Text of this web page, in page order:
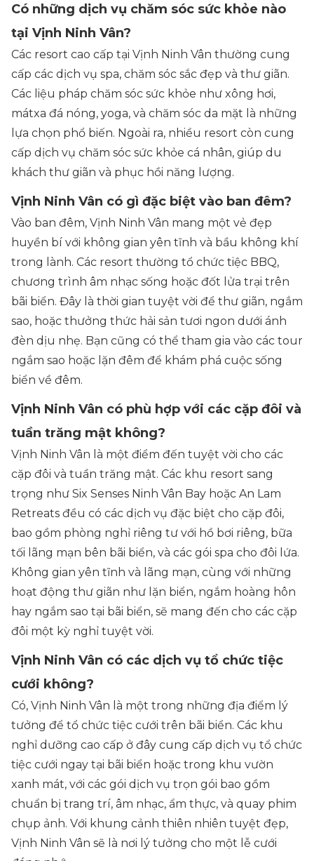
Có những dịch vụ chăm sóc sức khỏe nào
tại Vịnh Ninh Vân?
Các resort cao cấp tại Vịnh Ninh Vân thường cung
cấp các dịch vụ spa, chăm sóc sắc đẹp và thư giãn.
Các liệu pháp chăm sóc sức khỏe như xông hơi,
mátxa đá nóng, yoga, và chăm sóc da mặt là những
lựa chọn phổ biến. Ngoài ra, nhiều resort còn cung
cấp dịch vụ chăm sóc sức khỏe cá nhân, giúp du
khách thư giãn và phục hồi năng lượng.
Vịnh Ninh Vân có gì đặc biệt vào ban đêm?
Vào ban đêm, Vịnh Ninh Vân mang một vẻ đẹp
huyền bí với không gian yên tĩnh và bầu không khí
trong lành. Các resort thường tổ chức tiệc BBQ,
chương trình âm nhạc sống hoặc đốt lửa trại trên
bãi biển. Đây là thời gian tuyệt vời để thư giãn, ngắm
sao, hoặc thưởng thức hải sản tươi ngon dưới ánh
đèn dịu nhẹ. Bạn cũng có thể tham gia vào các tour
ngắm sao hoặc lặn đêm để khám phá cuộc sống
biển về đêm.
Vịnh Ninh Vân có phù hợp với các cặp đôi và
tuần trăng mật không?
Vịnh Ninh Vân là một điểm đến tuyệt vời cho các
cặp đôi và tuần trăng mật. Các khu resort sang
trọng như Six Senses Ninh Vân Bay hoặc An Lam
Retreats đều có các dịch vụ đặc biệt cho cặp đôi,
bao gồm phòng nghỉ riêng tư với hồ bơi riêng, bữa
tối lãng mạn bên bãi biển, và các gói spa cho đôi lứa.
Không gian yên tĩnh và lãng mạn, cùng với những
hoạt động thư giãn như lặn biển, ngắm hoàng hôn
hay ngắm sao tại bãi biển, sẽ mang đến cho các cặp
đôi một kỳ nghỉ tuyệt vời.
Vịnh Ninh Vân có các dịch vụ tổ chức tiệc
cưới không?
Có, Vịnh Ninh Vân là một trong những địa điểm lý
tưởng để tổ chức tiệc cưới trên bãi biển. Các khu
nghỉ dưỡng cao cấp ở đây cung cấp dịch vụ tổ chức
tiệc cưới ngay tại bãi biển hoặc trong khu vườn
xanh mát, với các gói dịch vụ trọn gói bao gồm
chuẩn bị trang trí, âm nhạc, ẩm thực, và quay phim
chụp ảnh. Với khung cảnh thiên nhiên tuyệt đẹp,
Vịnh Ninh Vân sẽ là nơi lý tưởng cho một lễ cưới